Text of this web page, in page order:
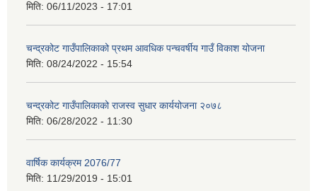
मिति: 06/11/2023 - 17:01
चन्द्रकोट गाउँपालिकाको प्रथम आवधिक पन्चवर्षीय गाउँ विकाश योजना
मिति: 08/24/2022 - 15:54
चन्द्रकोट गाउँपालिकाको राजस्व सुधार कार्ययोजना २०७८
मिति: 06/28/2022 - 11:30
वार्षिक कार्यक्रम 2076/77
मिति: 11/29/2019 - 15:01